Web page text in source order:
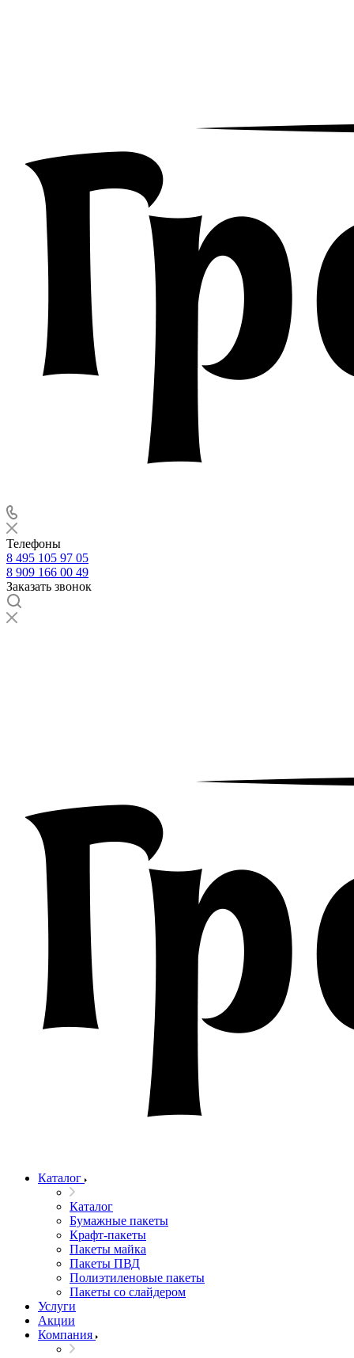
Телефоны
8 495 105 97 05
8 909 166 00 49
Заказать звонок
Каталог
Каталог
Бумажные пакеты
Крафт-пакеты
Пакеты майка
Пакеты ПВД
Полиэтиленовые пакеты
Пакеты со слайдером
Услуги
Акции
Компания